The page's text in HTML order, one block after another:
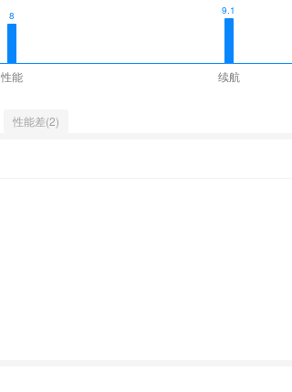
8
性能
9.1
续航
性能差(2)